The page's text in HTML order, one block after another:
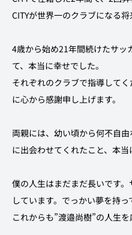
CITYが世界一のクラブになる
4歳から始め21年間続けたサッ
て、本当に幸せでした。
それぞれのクラブで指導して
に心から感謝申し上げます。
両親には、幼い頃から何不自
に出会わせてくれたこと、本当
僕の人生はまだまだ長いです
しています。でっかい夢を持
これからも”渡邉尚樹”の人生を